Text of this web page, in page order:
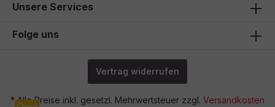
Unsere Services
Folge uns
Vertrag widerrufen
* Alle Preise inkl. gesetzl. Mehrwertsteuer zzgl. Versandkosten